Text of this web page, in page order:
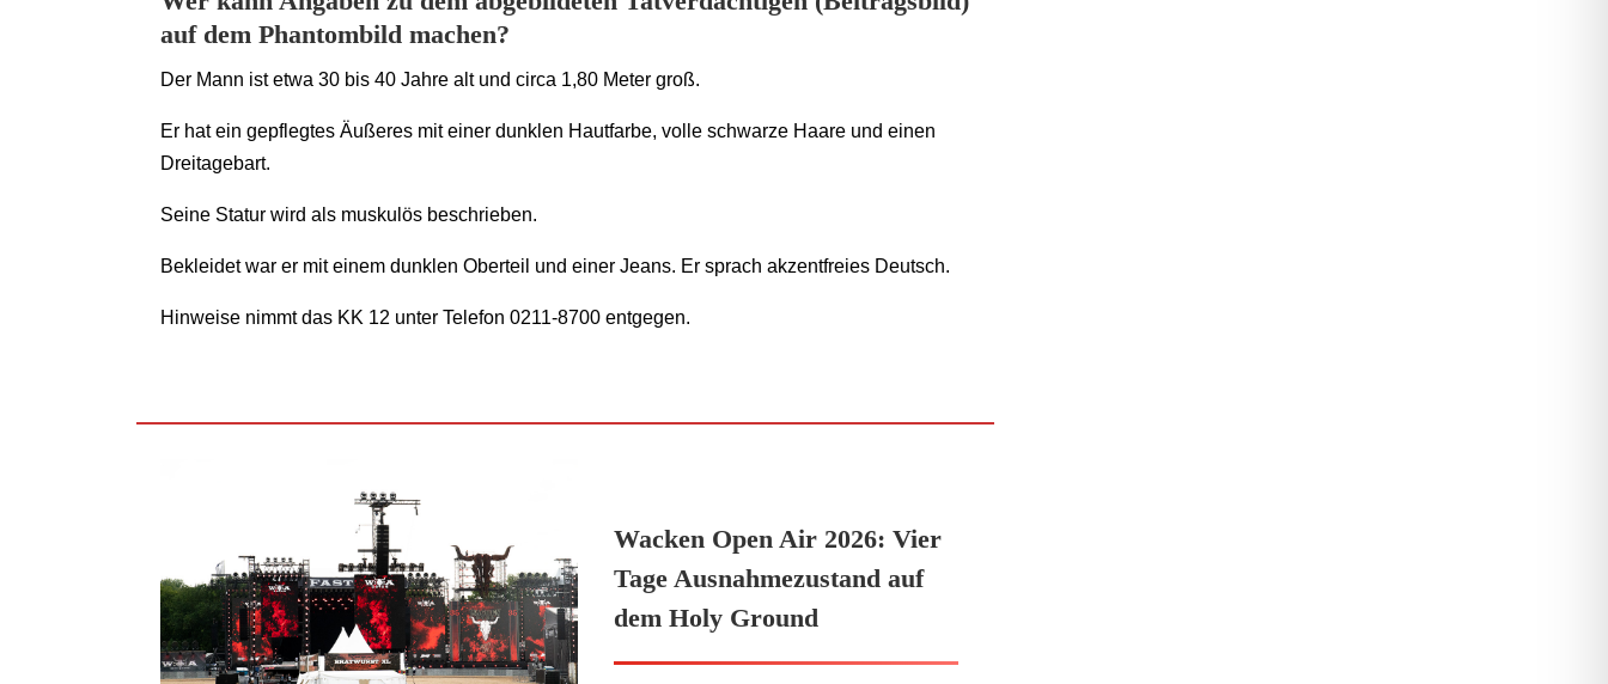
auf dem Phantombild machen?
Der Mann ist etwa 30 bis 40 Jahre alt und circa 1,80 Meter groß.
Er hat ein gepflegtes Äußeres mit einer dunklen Hautfarbe, volle schwarze Haare und einen
Dreitagebart.
Seine Statur wird als muskulös beschrieben.
Bekleidet war er mit einem dunklen Oberteil und einer Jeans. Er sprach akzentfreies Deutsch.
Hinweise nimmt das KK 12 unter Telefon 0211-8700 entgegen.
Wacken Open Air 2026: Vier
Tage Ausnahmezustand auf
dem Holy Ground